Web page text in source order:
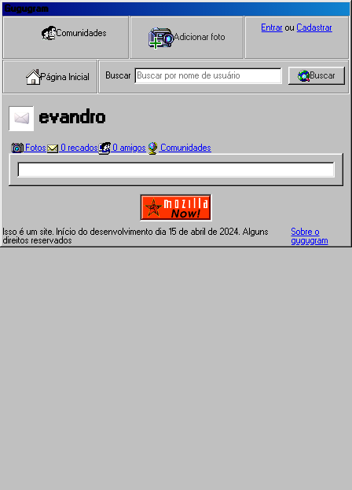
Gugugram
Página Inicial
Comunidades Adicionar foto
Buscar Buscar
Entrar ou Cadastrar
evandro
Fotos 0 recados 0 amigos Comunidades
Isso é um site. Início do desenvolvimento dia 15 de abril de 2024. Alguns
direitos reservados
Sobre o
gugugram